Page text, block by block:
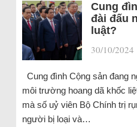
Cung
đài đấu
luật?
30/10/2024
Cung đình Cộng sản đang
môi trường hoang dã khốc
mà số uỷ viên Bộ Chính trị
người bị loại và…